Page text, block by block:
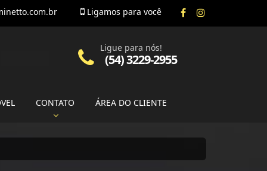
Ligamos para você
CONTATO ÁREA DO CLIENTE
Ligue para nós!
(54) 3229-2955